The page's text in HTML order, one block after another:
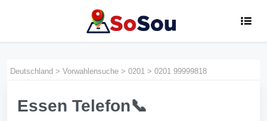
Deutschland > Vorwahlensuche > 0201 > 0201 99999818
Essen Telefon📞